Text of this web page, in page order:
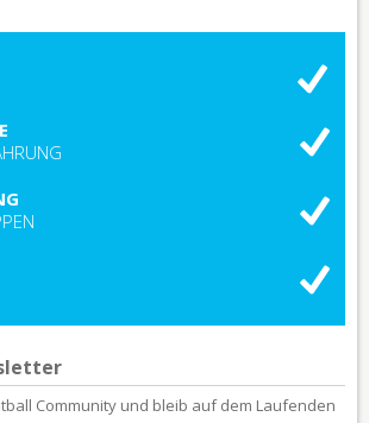
Community und bleib auf dem Laufenden